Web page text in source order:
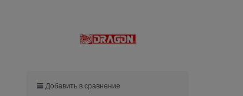
Добавить в сравнение